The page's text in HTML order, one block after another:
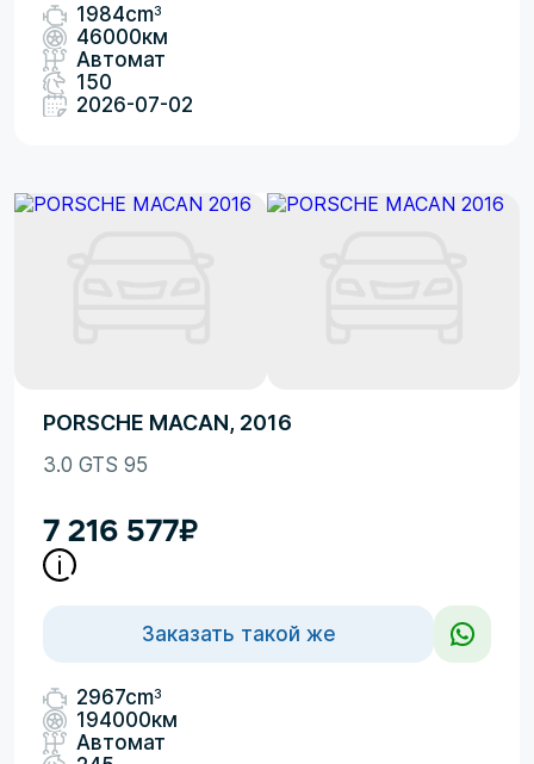
1984cm3
46000км
Автомат
150
2026-07-02
PORSCHE MACAN, 2016
3.0 GTS 95
7 216 577₽
Заказать такой же
2967cm3
194000км
Автомат